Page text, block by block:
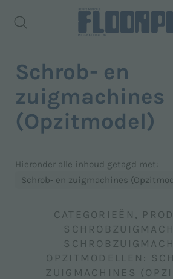
Schrob- en
zuigmachines
(Opzitmodel)
Hieronder alle inhoud getagd met:
Schrob- en zuigmachines
CATEGORIEËN,
OPZITMODELLEN:
ZUIGMACHINES